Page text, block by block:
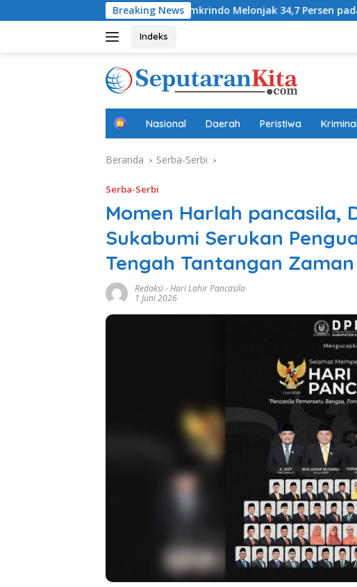
ke
Breaking News
Laba Jamkrindo Melonjak 34,7 Persen pada Semester I
Indeks
B
a
d
Nasional Daerah Peristiwa Kriminal
Beranda Serba-Serbi
Serba-Serbi
Momen Harlah pancasila,
Sukabumi Serukan
Tengah Tantangan Zaman
Redaksi-Hari Lahir Pancasila
1 Juni 2026